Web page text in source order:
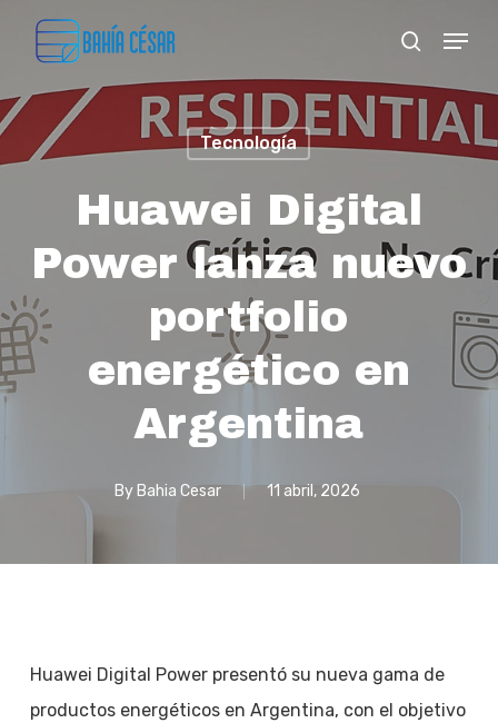
content
search
Menu
Tecnología
Huawei Digital
Power lanza nuevo
portfolio
energético en
Argentina
By Bahia Cesar 11 abril, 2026
Huawei Digital Power presentó su nueva gama de
productos energéticos en Argentina, con el objetivo
Menu